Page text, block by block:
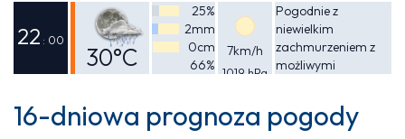
Odczuwalna
38°C
przelotnymi
opadami deszczu
22 : 00
30°C
25%
2mm
0cm
66%
7km/h
1019 hPa
Pogodnie z
niewielkim
zachmurzeniem z
możliwymi
16-dniowa prognoza pogody